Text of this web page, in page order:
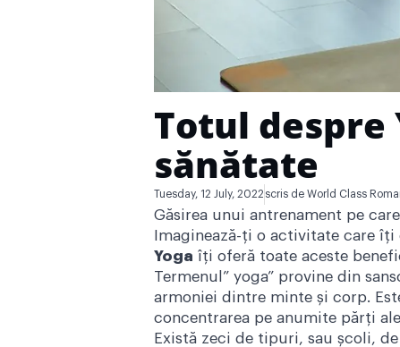
Totul
sănătate
Tuesday, 12 July, 2022 scris de World Class
Găsirea unui antrenament pe
Imaginează-ți o activitate care
Yoga îți oferă toate aceste
Termenul” yoga” provine din
armoniei dintre minte și corp.
concentrarea pe anumite părți
Există zeci de tipuri, sau școli,